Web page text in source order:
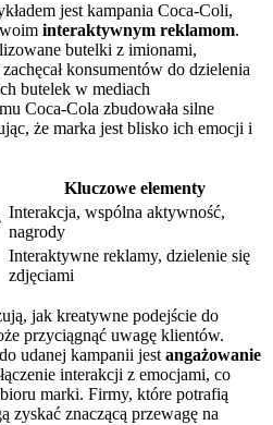
jest kampania Coca-Coli,
interaktywnym reklamom.
butelki z imionami,
konsumentów do dzielenia
butelek w mediach
Coca-Cola zbudowała silne
że marka jest blisko ich emocji i
Kluczowe elementy
Interakcja, wspólna aktywność,
nagrody
Interaktywne reklamy, dzielenie się
zdjęciami
jak kreatywne podejście do
przyciągnąć uwagę klientów.
udanej kampanii jest angażowanie
interakcji z emocjami, co
marki. Firmy, które potrafią
zyskać znaczącą przewagę na